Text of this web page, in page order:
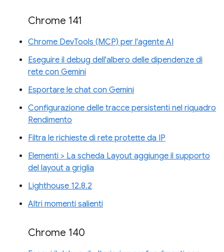
Chrome 141
Chrome DevTools (MCP) per l'agente AI
Eseguire il debug dell'albero delle dipendenze di
rete con Gemini
Esportare le chat con Gemini
Configurazione delle tracce persistenti nel riquadro
Rendimento
Filtra le richieste di rete protette da IP
Elementi > La scheda Layout aggiunge il supporto
del layout a griglia
Lighthouse 12.8.2
Altri momenti salienti
Chrome 140